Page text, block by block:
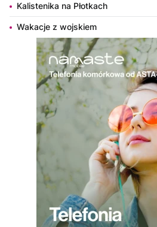
Kalistenika na Płotkach
Wakacje z wojskiem